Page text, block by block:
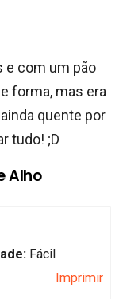
e com um pão
forma, mas era
quente por
tudo! ;D
Alho
Fácil
Imprimir